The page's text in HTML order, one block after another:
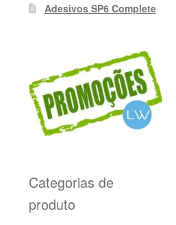
Adesivos SP6 Complete
Categorias de
produto